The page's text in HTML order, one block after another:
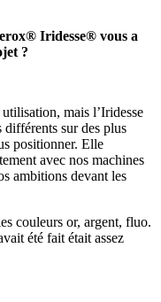
Iridesse® vous a
?
mais l’Iridesse
différents sur des plus
positionner. Elle
avec nos machines
ambitions devant les
couleurs or, argent, fluo.
été fait était assez